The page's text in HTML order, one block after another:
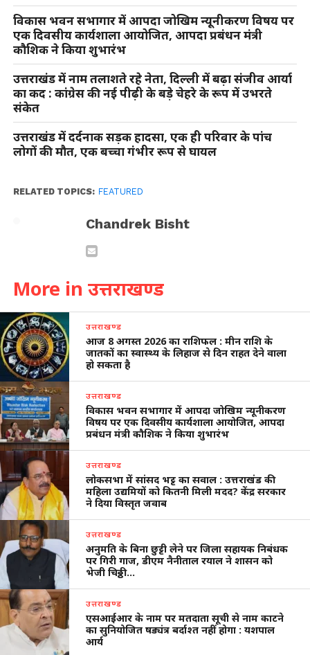
विकास भवन सभागार में आपदा जोखिम न्यूनीकरण विषय पर
एक दिवसीय कार्यशाला आयोजित, आपदा प्रबंधन मंत्री
कौशिक ने किया शुभारंभ
उत्तराखंड में नाम तलाशते रहे नेता, दिल्ली में बढ़ा संजीव आर्या
का कद : कांग्रेस की नई पीढ़ी के बड़े चेहरे के रूप में उभरते
संकेत
उत्तराखंड में दर्दनाक सड़क हादसा, एक ही परिवार के पांच
लोगों की मौत, एक बच्चा गंभीर रूप से घायल
RELATED TOPICS: FEATURED
Chandrek Bisht
More in उत्तराखण्ड
उत्तराखण्ड
आज 8 अगस्त 2026 का राशिफल : मीन राशि के
जातकों का स्वास्थ्य के लिहाज से दिन राहत देने वाला
हो सकता है
उत्तराखण्ड
विकास भवन सभागार में आपदा जोखिम न्यूनीकरण
विषय पर एक दिवसीय कार्यशाला आयोजित, आपदा
प्रबंधन मंत्री कौशिक ने किया शुभारंभ
उत्तराखण्ड
लोकसभा में सांसद भट्ट का सवाल : उत्तराखंड की
महिला उद्यमियों को कितनी मिली मदद? केंद्र सरकार
ने दिया विस्तृत जवाब
उत्तराखण्ड
अनुमति के बिना छुट्टी लेने पर जिला सहायक निबंधक
पर गिरी गाज, डीएम नैनीताल रयाल ने शासन को
भेजी चिठ्ठी…
उत्तराखण्ड
एसआईआर के नाम पर मतदाता सूची से नाम काटने
का सुनियोजित षड्यंत्र बर्दाश्त नहीं होगा : यशपाल
आर्य